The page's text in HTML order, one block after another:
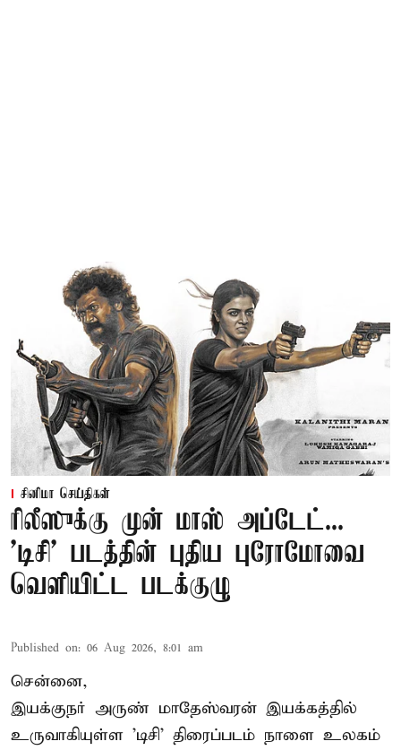
சினிமா செய்திகள்
ரிலீஸுக்கு முன் மாஸ் அப்டேட்...
'டிசி' படத்தின் புதிய புரோமோவை
வெளியிட்ட படக்குழு
Published on: 06 Aug 2026, 8:01 am
சென்னை,
இயக்குநர் அருண் மாதேஸ்வரன் இயக்கத்தில்
உருவாகியுள்ள 'டிசி' திரைப்படம் நாளை உலகம்